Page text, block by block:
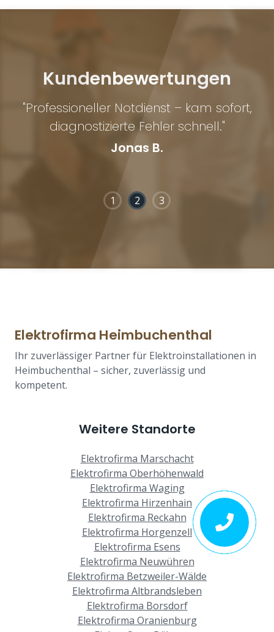
Kundenbewertungen
"Professioneller Notdienst – kam sofort,
diagnostizierte Fehler schnell."
Jonas B.
1 2 3
Elektrofirma Heimbuchenthal
Ihr zuverlässiger Partner für Elektroinstallationen in
Heimbuchenthal – sicher, zuverlässig und
kompetent.
Weitere Standorte
Elektrofirma Marschacht
Elektrofirma Oberhöhenwald
Elektrofirma Waging
Elektrofirma Hirzenhain
Elektrofirma Reckahn
Elektrofirma Horgenzell
Elektrofirma Esens
Elektrofirma Neuwühren
Elektrofirma Betzweiler-Wälde
Elektrofirma Altbrandsleben
Elektrofirma Borsdorf
Elektrofirma Oranienburg